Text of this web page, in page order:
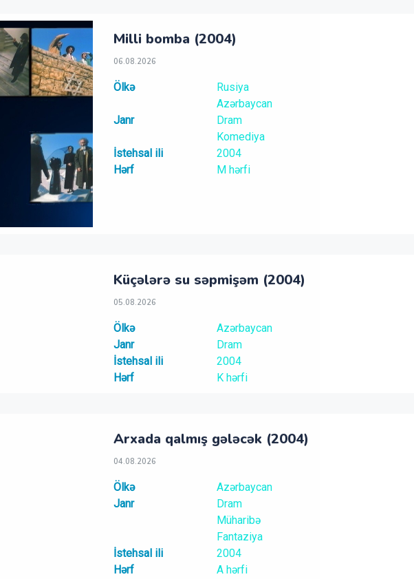
Milli bomba (2004)
06.08.2026
Ölkə
Rusiya
Azərbaycan
Janr
Dram
Komediya
İstehsal ili
2004
Hərf
M hərfi
Küçələrə su səpmişəm (2004)
05.08.2026
Ölkə
Azərbaycan
Janr
Dram
İstehsal ili
2004
Hərf
K hərfi
Arxada qalmış gələcək (2004)
04.08.2026
Ölkə
Azərbaycan
Janr
Dram
Müharibə
Fantaziya
İstehsal ili
2004
Hərf
A hərfi